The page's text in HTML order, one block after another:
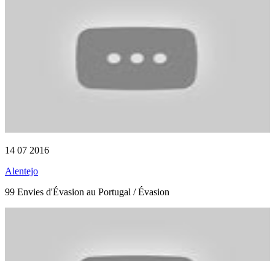
14 07 2016
Alentejo
99 Envies d'Évasion au Portugal / Évasion